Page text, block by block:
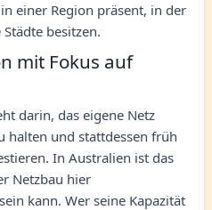
einer Region präsent, in der
besitzen.
mit Fokus auf
darin, das eigene Netz
halten und stattdessen früh
In Australien ist das
Netzbau hier
kann. Wer seine Kapazität